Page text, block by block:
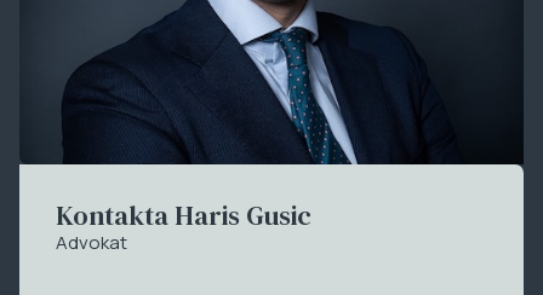
Kontakta Haris Gusic
Advokat